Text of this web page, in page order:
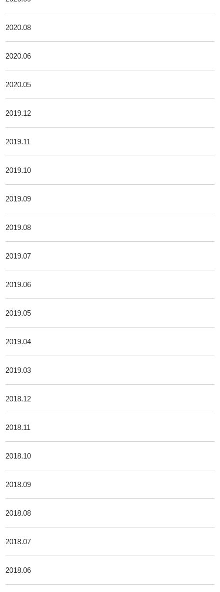
2020.08
2020.06
2020.05
2019.12
2019.11
2019.10
2019.09
2019.08
2019.07
2019.06
2019.05
2019.04
2019.03
2018.12
2018.11
2018.10
2018.09
2018.08
2018.07
2018.06